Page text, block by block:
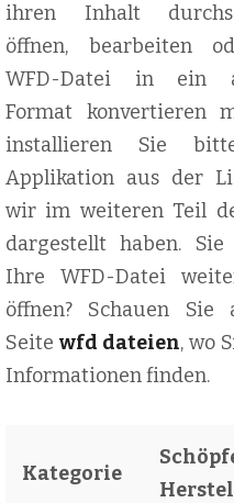
ihren Inhalt
öffnen, bearbeiten
WFD-Datei in ein
Format konvertieren
installieren Sie
Applikation aus der
wir im weiteren Teil
dargestellt haben. Sie
Ihre WFD-Datei
öffnen? Schauen Sie
Seite wfd dateien, wo
Informationen finden.
Kategorie